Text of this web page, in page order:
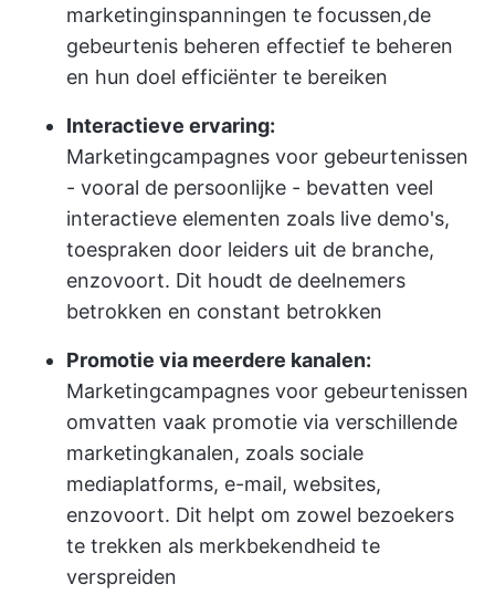
marketinginspanningen te focussen,de
gebeurtenis beheren effectief te beheren
en hun doel efficiënter te bereiken
Interactieve ervaring:
Marketingcampagnes voor gebeurtenissen
- vooral de persoonlijke - bevatten veel
interactieve elementen zoals live demo's,
toespraken door leiders uit de branche,
enzovoort. Dit houdt de deelnemers
betrokken en constant betrokken
Promotie via meerdere kanalen:
Marketingcampagnes voor gebeurtenissen
omvatten vaak promotie via verschillende
marketingkanalen, zoals sociale
mediaplatforms, e-mail, websites,
enzovoort. Dit helpt om zowel bezoekers
te trekken als merkbekendheid te
verspreiden